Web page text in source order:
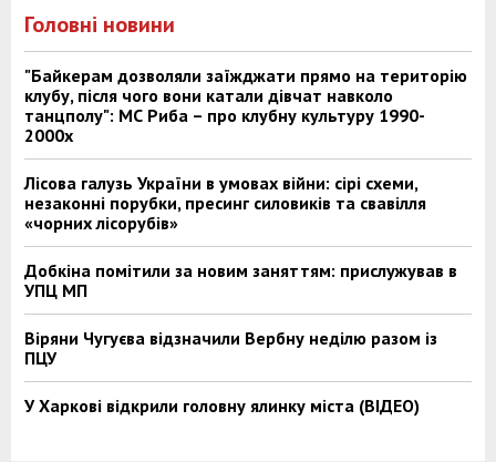
Головні новини
"Байкерам дозволяли заїжджати прямо на територію
клубу, після чого вони катали дівчат навколо
танцполу": МС Риба – про клубну культуру 1990-
2000х
Лісова галузь України в умовах війни: сірі схеми,
незаконні порубки, пресинг силовиків та свавілля
«чорних лісорубів»
Добкіна помітили за новим заняттям: прислужував в
УПЦ МП
Віряни Чугуєва відзначили Вербну неділю разом із
ПЦУ
У Харкові відкрили головну ялинку міста (ВІДЕО)